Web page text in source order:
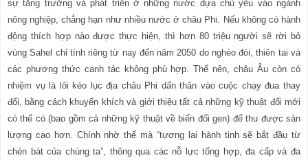
sự tăng trưởng và phát triển ở những nước dựa chủ yếu vào ngành
nông nghiệp, chẳng hạn như nhiều nước ở châu Phi. Nếu không có hành
động thích hợp nào được thực hiện, thì hơn 80 triệu người sẽ rời bỏ
vùng Sahel chỉ tính riêng từ nay đến năm 2050 do nghèo đói, thiên tai và
các phương thức canh tác không phù hợp. Thế nên, châu Âu còn có
nhiệm vụ là lôi kéo lục địa châu Phi dấn thân vào cuộc chạy đua thay
đổi, bằng cách khuyến khích và giới thiệu tất cả những kỹ thuật đổi mới
có thể có (bao gồm cả những kỹ thuật về biến đổi gen) để thu được sản
lượng cao hơn. Chính nhờ thế mà “tương lai hành tinh sẽ bắt đầu từ
chén bát của chúng ta”, thông qua các nỗ lực tổng hợp, đa cấp và đa